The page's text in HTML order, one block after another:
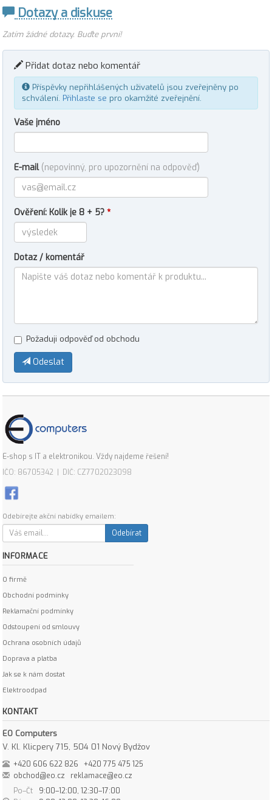
Dotazy a diskuse
Zatím žádné dotazy. Buďte první!
Přidat dotaz nebo komentář
Příspěvky nepřihlášených uživatelů jsou zveřejněny po
schválení. Přihlaste se pro okamžité zveřejnění.
Vaše jméno
E-mail (nepovinný, pro upozornění na odpověď)
Ověření: Kolik je 8 + 5? *
Dotaz / komentář
Požaduji odpověď od obchodu
Odeslat
E-shop s IT a elektronikou. Vždy najdeme řešení!
IČO: 86705342 | DIČ: CZ7702023098
Odebírejte akční nabídky emailem:
Odebírat
INFORMACE
O firmě
Obchodní podmínky
Reklamační podmínky
Odstoupení od smlouvy
Ochrana osobních údajů
Doprava a platba
Jak se k nám dostat
Elektroodpad
KONTAKT
EO Computers
V. Kl. Klicpery 715, 504 01 Nový Bydžov
+420 606 622 826
+420 775 475 125
obchod@eo.cz
reklamace@eo.cz
Po–Čt
9:00–12:00, 12:30–17:00